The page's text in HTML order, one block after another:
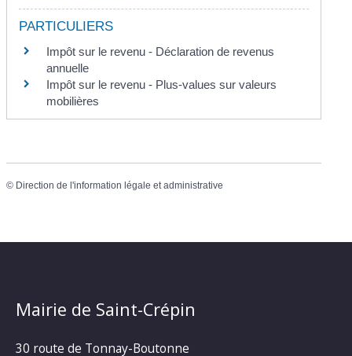
PARTICULIERS
Impôt sur le revenu - Déclaration de revenus
annuelle
Impôt sur le revenu - Plus-values sur valeurs
mobilières
© Direction de l'information légale et administrative
Mairie de Saint-Crépin
30 route de Tonnay-Boutonne